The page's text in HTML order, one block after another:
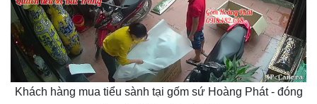
Khách hàng mua tiểu sành tại gốm sứ Hoàng Phát - đóng